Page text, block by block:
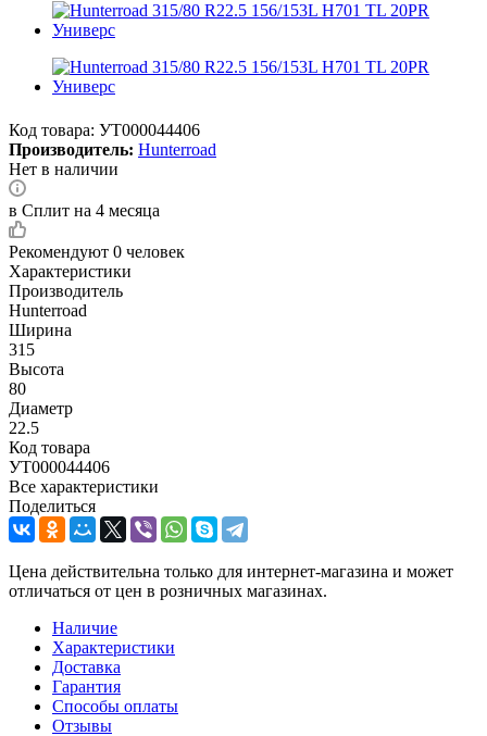
Код товара: УТ000044406
Производитель: Hunterroad
Нет в наличии
в Сплит на 4 месяца
Рекомендуют 0 человек
Характеристики
Производитель
Hunterroad
Ширина
315
Высота
80
Диаметр
22.5
Код товара
УТ000044406
Все характеристики
Поделиться
Цена действительна только для интернет-магазина и может
отличаться от цен в розничных магазинах.
Наличие
Характеристики
Доставка
Гарантия
Способы оплаты
Отзывы